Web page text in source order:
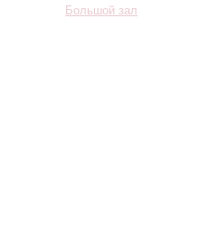
Большой зал